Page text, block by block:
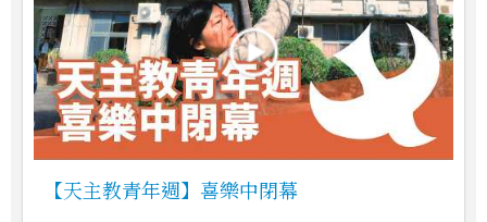
【天主教青年週】喜樂中閉幕